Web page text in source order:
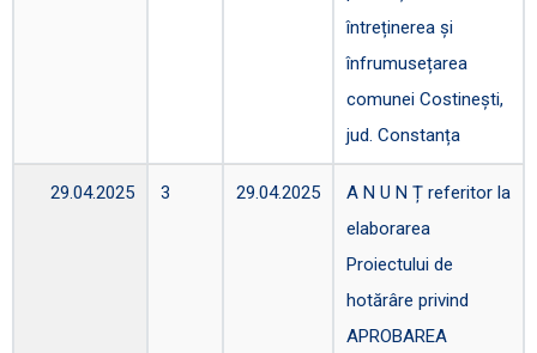
întreținerea și
înfrumusețarea
comunei Costinești,
jud. Constanța
29.04.2025 3 29.04.2025
A N U N Ț referitor la
elaborarea
Proiectului de
hotărâre privind
APROBAREA